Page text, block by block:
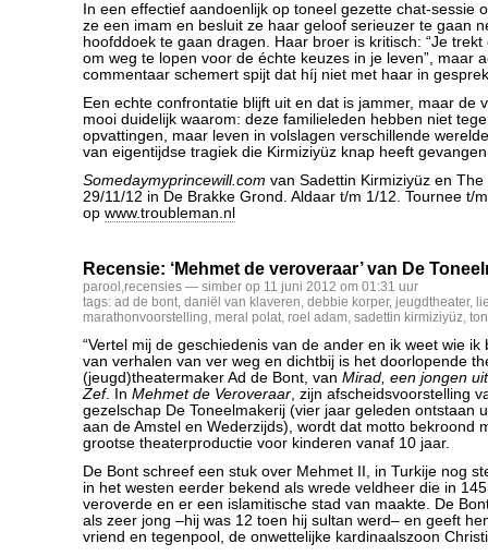
In een effectief aandoenlijk op toneel gezette chat-sessie
ze een imam en besluit ze haar geloof serieuzer te gaan
hoofddoek te gaan dragen. Haar broer is kritisch: “Je
om weg te lopen voor de échte keuzes in je leven”, maar
commentaar schemert spijt dat híj niet met haar in
Een echte confrontatie blijft uit en dat is jammer, maar de
mooi duidelijk waarom: deze familieleden hebben niet
opvattingen, maar leven in volslagen verschillende
van eigentijdse tragiek die Kirmiziyüz knap heeft
Somedaymyprincewill.com van Sadettin Kirmiziyüz en
29/11/12 in De Brakke Grond. Aldaar t/m 1/12. Tournee t/
op www.troubleman.nl
Recensie: ‘Mehmet de veroveraar’ van De
parool ,recensies — simber op 11 juni 2012 om 01:31 uur
tags: ad de bont, daniël van klaveren, debbie korper, jeugdtheater,
marathonvoorstelling, meral polat, roel adam, sadettin kirmiziyüz,
“Vertel mij de geschiedenis van de ander en ik weet wie ik
van verhalen van ver weg en dichtbij is het doorlopende
(jeugd)theatermaker Ad de Bont, van Mirad, een jongen
Zef. In Mehmet de Veroveraar, zijn afscheidsvoorstelling
gezelschap De Toneelmakerij (vier jaar geleden ontstaan
aan de Amstel en Wederzijds), wordt dat motto bekroond
grootse theaterproductie voor kinderen vanaf 10 jaar.
De Bont schreef een stuk over Mehmet II, in Turkije nog
in het westen eerder bekend als wrede veldheer die in
veroverde en er een islamitische stad van maakte. De
als zeer jong –hij was 12 toen hij sultan werd– en geeft
vriend en tegenpool, de onwettelijke kardinaalszoon